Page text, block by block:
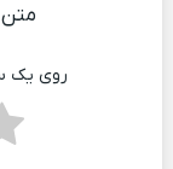
روی یک